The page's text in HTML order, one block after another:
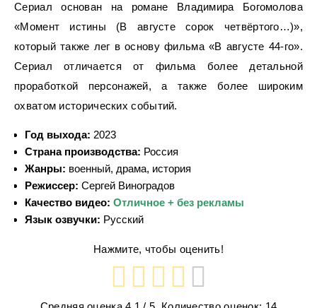
Сериал основан на романе Владимира Богомолова
«Момент истины (В августе сорок четвёртого…)»,
который также лег в основу фильма «В августе 44-го».
Сериал отличается от фильма более детальной
проработкой персонажей, а также более широким
охватом исторических событий.
Год выхода: 2023
Страна производства: Россия
Жанры: военный, драма, история
Режиссер: Сергей Виноградов
Качество видео: Отличное + без рекламы
Язык озвучки: Русский
Нажмите, чтобы оценить!